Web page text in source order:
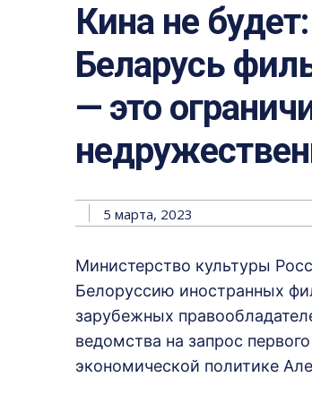
Кина не
Беларусь
— это
5 марта, 2023
Министерство культуры
Белоруссию иностранных
зарубежных
ведомства на запрос
экономической политике